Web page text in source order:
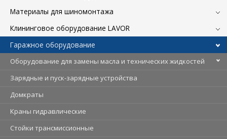
Материалы для шиномонтажа
Клининговое оборудование LAVOR
Гаражное оборудование
Оборудование для замены масла и технических жидкостей
Зарядные и пуск-зарядные устройства
Домкраты
Краны гидравлические
Стойки трансмиссионные